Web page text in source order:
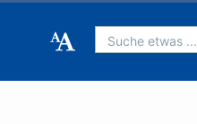
Suche etwas ...